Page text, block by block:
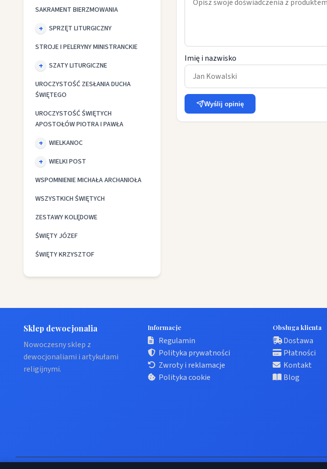
SAKRAMENT BIERZMOWANIA
SPRZĘT LITURGICZNY
STROJE I PELERYNY MINISTRANCKIE
SZATY LITURGICZNE
UROCZYSTOŚĆ ZESŁANIA DUCHA
ŚWIĘTEGO
UROCZYSTOŚĆ ŚWIĘTYCH
APOSTOŁÓW PIOTRA I PAWŁA
WIELKANOC
WIELKI POST
WSPOMNIENIE MICHAŁA ARCHANIOŁA
WSZYSTKICH ŚWIĘTYCH
ZESTAWY KOLĘDOWE
ŚWIĘTY JÓZEF
ŚWIĘTY KRZYSZTOF
Imię i nazwisko
Wyślij opinię
Sklep dewocjonalia
Nowoczesny sklep z
dewocjonaliami i artykułami
religijnymi.
Informacje
Regulamin
Polityka prywatności
Zwroty i reklamacje
Polityka cookie
Obsługa klienta
Dostawa
Płatności
Kontakt
Blog